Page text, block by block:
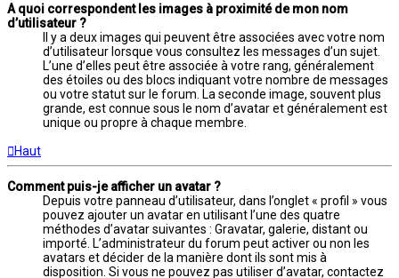
A quoi correspondent les images à proximité de mon nom
d’utilisateur ?
Il y a deux images qui peuvent être associées avec votre nom
d’utilisateur lorsque vous consultez les messages d’un sujet.
L’une d’elles peut être associée à votre rang, généralement
des étoiles ou des blocs indiquant votre nombre de messages
ou votre statut sur le forum. La seconde image, souvent plus
grande, est connue sous le nom d’avatar et généralement est
unique ou propre à chaque membre.
Haut
Comment puis-je afficher un avatar ?
Depuis votre panneau d’utilisateur, dans l’onglet « profil » vous
pouvez ajouter un avatar en utilisant l’une des quatre
méthodes d’avatar suivantes : Gravatar, galerie, distant ou
importé. L’administrateur du forum peut activer ou non les
avatars et décider de la manière dont ils sont mis à
disposition. Si vous ne pouvez pas utiliser d’avatar, contactez